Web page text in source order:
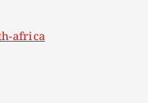
africa